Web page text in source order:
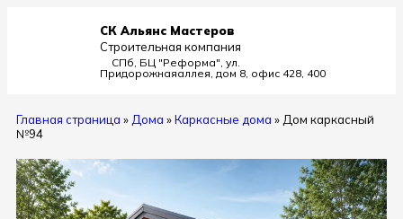
СК Альянс Мастеров
Строительная компания
СПб, БЦ "Реформа", ул.
Придорожнаяаллея, дом 8, офис 428, 400
Главная страница » Дома »Каркасные дома » Дом каркасный
№94